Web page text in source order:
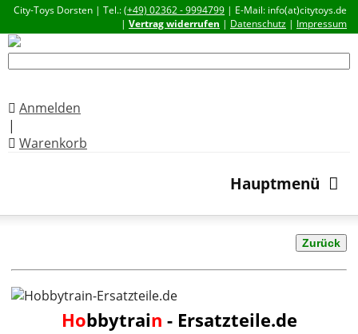
City-Toys Dorsten | Tel.:(+49) 02362 - 9994799 | E-Mail: info(at)citytoys.de
| Vertrag widerrufen | Datenschutz | Impressum
Anmelden
|
Warenkorb
Hauptmenü
Zurück
Hobbytrain - Ersatzteile.de